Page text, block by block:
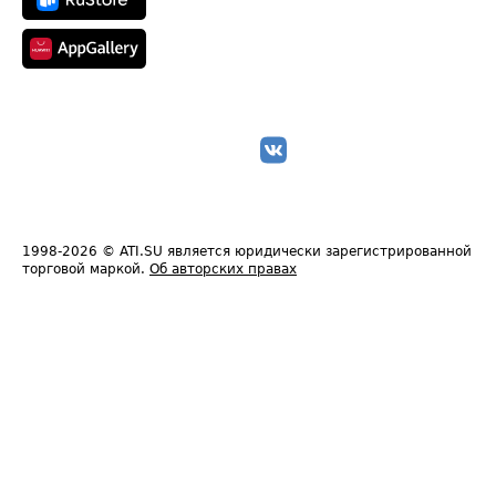
1998-2026 © ATI.SU является юридически зарегистрированной
торговой маркой. Об авторских правах